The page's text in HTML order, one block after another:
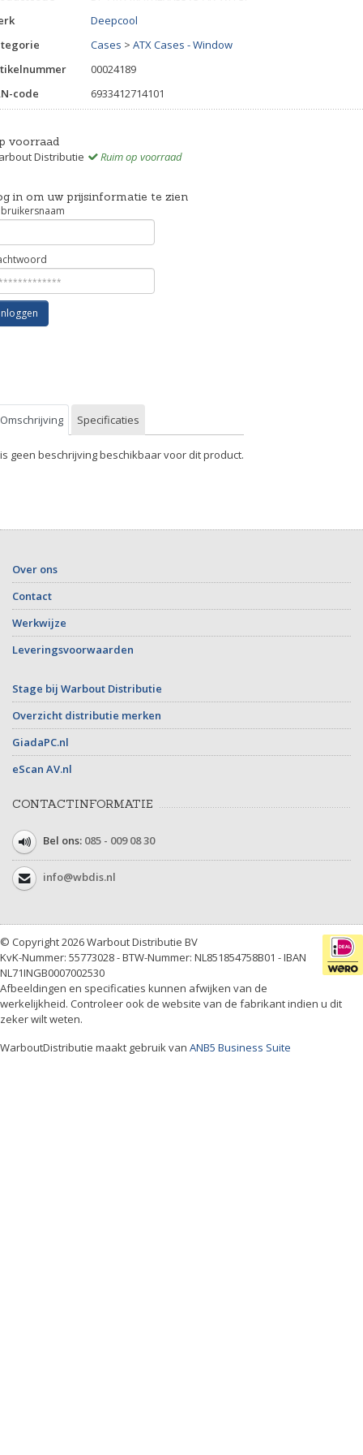
Deepcool
Cases > ATX Cases - Window
00024189
code
6933412714101
voorraad
Distributie
Ruim op voorraad
in om uw prijsinformatie te zien
Omschrijving Specificaties
geen beschrijving beschikbaar voor dit product.
Over ons
Contact
Werkwijze
Leveringsvoorwaarden
Stage bij Warbout Distributie
Overzicht distributie merken
GiadaPC.nl
eScan AV.nl
CONTACTINFORMATIE
Bel ons: 085 - 009 08 30
info@wbdis.nl
© Copyright 2026 Warbout Distributie BV
KvK-Nummer: 55773028 - BTW-Nummer: NL851854758B01 - IBAN
NL71INGB0007002530
Afbeeldingen en specificaties kunnen afwijken van de
werkelijkheid. Controleer ook de website van de fabrikant indien u dit
zeker wilt weten.
WarboutDistributie maakt gebruik van ANB5 Business Suite